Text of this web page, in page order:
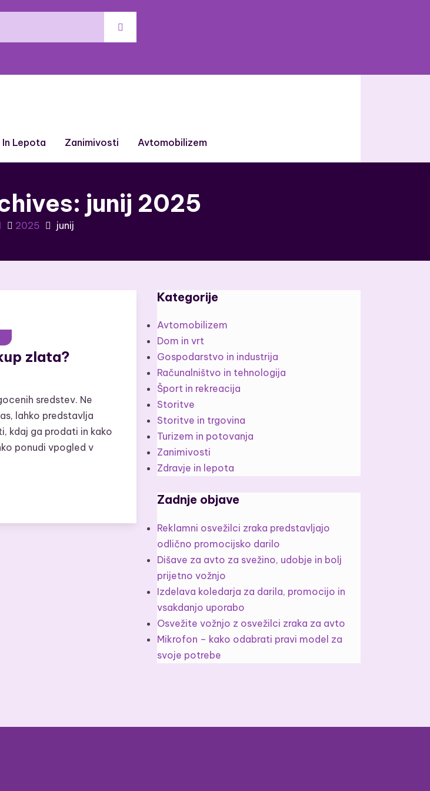
Lepota Zanimivosti Avtomobilizem
junij 2025
2025 junij
zlata?
sredstev. Ne
lahko predstavlja
kdaj ga prodati in kako
ponudi vpogled v
Kategorije
Avtomobilizem
Dom in vrt
Gospodarstvo in industrija
Računalništvo in tehnologija
Šport in rekreacija
Storitve
Storitve in trgovina
Turizem in potovanja
Zanimivosti
Zdravje in lepota
Zadnje objave
Reklamni osvežilci zraka predstavljajo
odlično promocijsko darilo
Dišave za avto za svežino, udobje in bolj
prijetno vožnjo
Izdelava koledarja za darila, promocijo in
vsakdanjo uporabo
Osvežite vožnjo z osvežilci zraka za avto
Mikrofon – kako odabrati pravi model za
svoje potrebe